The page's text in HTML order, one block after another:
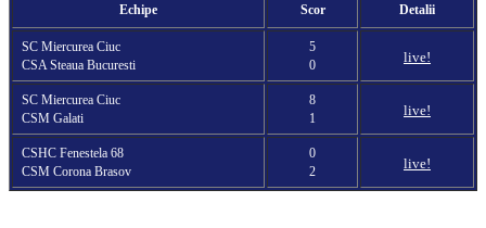
Echipe Scor Detalii
SC Miercurea Ciuc
CSA Steaua Bucuresti
5
0
live!
SC Miercurea Ciuc
CSM Galati
8
1
live!
CSHC Fenestela 68
CSM Corona Brasov
0
2
live!